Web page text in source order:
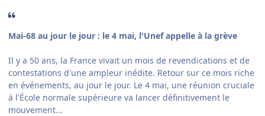
Mai-68 au jour le jour : le 4 mai, l'Unef appelle à la grève
Il y a 50 ans, la France vivait un mois de revendications et de
contestations d'une ampleur inédite. Retour sur ce mois riche
en événements, au jour le jour. Le 4 mai, une réunion cruciale
à l'École normale supérieure va lancer définitivement le
mouvement...